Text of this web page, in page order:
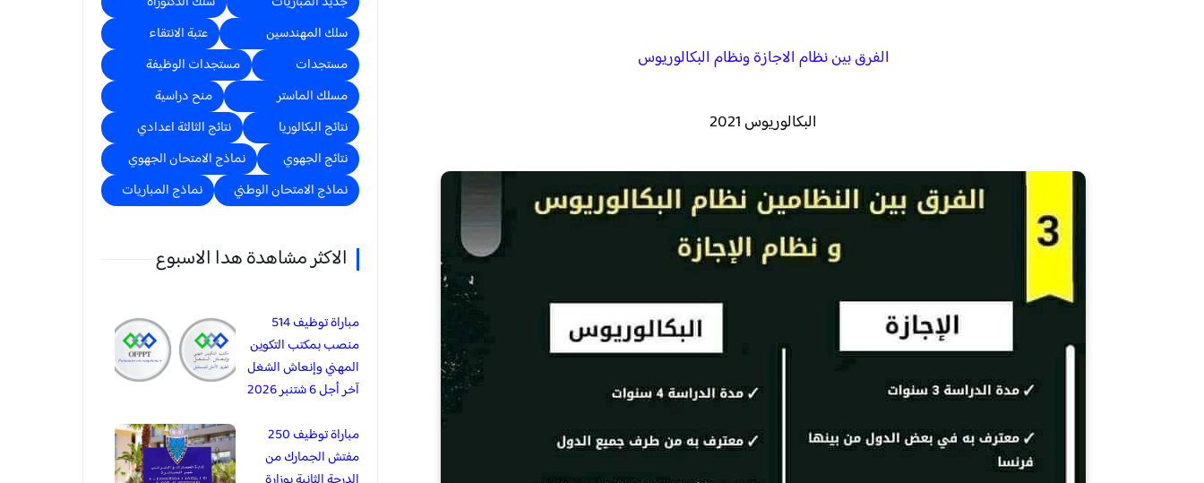
الفرق بين نظام الاجازة ونظام البكالوريوس
البكالوريوس 2021
سلك المهندسين
عتبة الانتقاء
مستجدات
مستجدات الوظيفة
مسلك الماستر
منح دراسية
نتائج البكالوريا
نتائج الثالثة اعدادي
نتائج الجهوي
نماذج الامتحان الجهوي
نماذج الامتحان الوطني
نماذج المباريات
الاكثر مشاهدة هدا الاسبوع
مباراة توظيف 514
منصب بمكتب التكوين
المهني وإنعاش الشغل
آخر أجل 6 شتنبر 2026
مباراة توظيف 250
مفتش الجمارك من